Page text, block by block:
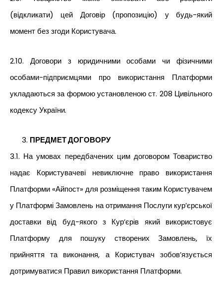
(відкликати) цей Договір (пропозицію) у будь-який
момент без згоди Користувача.
2.10. Договори з юридичними особами чи фізичними
особами-підприємцями про використання Платформи
укладаються за формою установленою ст. 208 Цивільного
кодексу України.
ПРЕДМЕТ ДОГОВОРУ
3.1. На умовах передбачених цим договором Товариство
надає Користувачеві невиключне право використання
Платформи «Айпост» для розміщення таким Користувачем
у Платформі Замовлень на отримання Послуги кур’єрської
доставки від буд-якого з Кур’єрів який використовує
Платформу для пошуку створених Замовлень, їх
прийняття та виконання, а Користувач зобов’язується
дотримуватися Правил використання Платформи.